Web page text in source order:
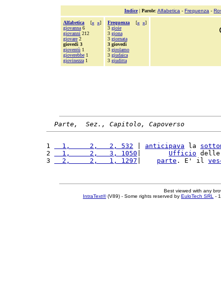
Indice| Parole: Alfabetica - Frequenza -
Alfabetica [« »]
giovanna 6
giovanni 212
giovare 2
giovedì 3
gioventù 1
gioverebbe 1
giovinezza 1
Frequenza [« »]
3 gioie
3 giona
3 giornata
3 giovedì
3 girolamo
3 giudaica
3 giuditta
Parte,  Sez., Capitolo, Capoverso
1
  1,     2,   2, 532
anticipava la
2
  1,     2,   3, 1050
Ufficio
3
  2,     2,   1, 1297
parte . E' il
Best viewed with any
IntraText®(V89) - Some rights reserved by EuloTech SRL -